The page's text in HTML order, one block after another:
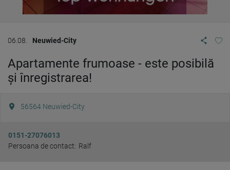
06.08. Neuwied-City
Apartamente frumoase - este posibilă
și înregistrarea!
56564 Neuwied-City
0151-27076013
Persoana de contact: Ralf